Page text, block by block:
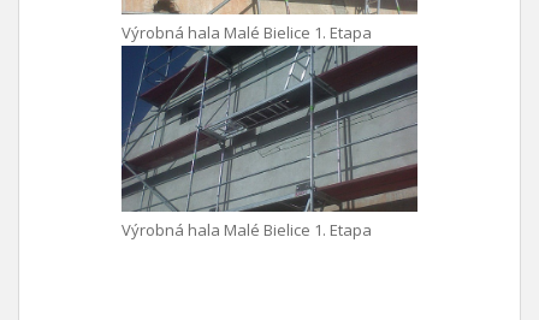
Výrobná hala Malé Bielice 1. Etapa
Výrobná hala Malé Bielice 1. Etapa